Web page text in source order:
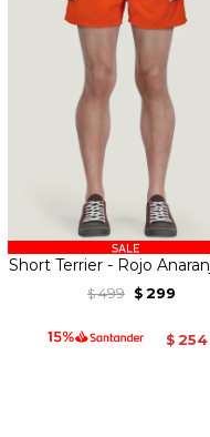
Short Terrier - Rojo
$ 499 $ 299
$ 254